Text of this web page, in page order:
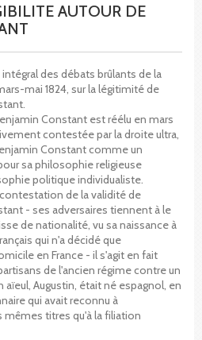
AUTOUR DE
des débats brûlants de la
mai 1824, sur la légitimité de
Constant est réélu en mars
contestée par la droite ultra,
Constant comme un
sa philosophie religieuse
politique individualiste.
de la validité de
- ses adversaires tiennent à le
de nationalité, vu sa naissance à
qui n'a décidé que
en France - il s'agit en fait
de l'ancien régime contre un
Augustin, était né espagnol, en
qui avait reconnu à
titres qu'à la filiation